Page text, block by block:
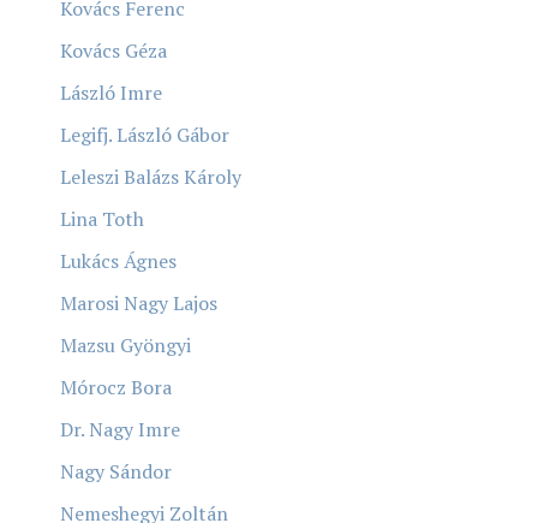
Kovács Ferenc
Kovács Géza
László Imre
Legifj. László Gábor
Leleszi Balázs Károly
Lina Toth
Lukács Ágnes
Marosi Nagy Lajos
Mazsu Gyöngyi
Mórocz Bora
Dr. Nagy Imre
Nagy Sándor
Nemeshegyi Zoltán